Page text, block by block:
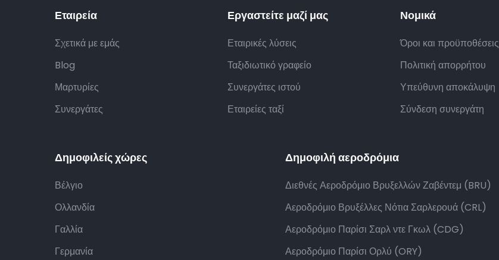
Εταιρεία
Σχετικά με εμάς
Blog
Μαρτυρίες
Συνεργάτες
Εργαστείτε μαζί μας
Εταιρικές λύσεις
Ταξιδιωτικό γραφείο
Συνεργάτες ιστού
Εταιρείες ταξί
Νομικά
Όροι και προϋποθέσεις
Πολιτική απορρήτου
Υπεύθυνη αποκάλυψη
Σύνδεση συνεργάτη
Δημοφιλείς χώρες
Βέλγιο
Ολλανδία
Γαλλία
Γερμανία
Δημοφιλή αεροδρόμια
Διεθνές Αεροδρόμιο Βρυξελλών Ζαβέντεμ (BRU)
Αεροδρόμιο Βρυξέλλες Νότια Σαρλερουά (CRL)
Αεροδρόμιο Παρίσι Σαρλ ντε Γκωλ (CDG)
Αεροδρόμιο Παρίσι Ορλύ (ORY)